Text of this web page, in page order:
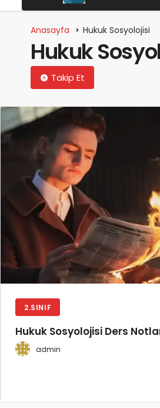
Anasayfa Hukuk Sosyolojisi
Hukuk
Takip Et
2.SINIF
Hukuk Sosyolojisi Ders
admin